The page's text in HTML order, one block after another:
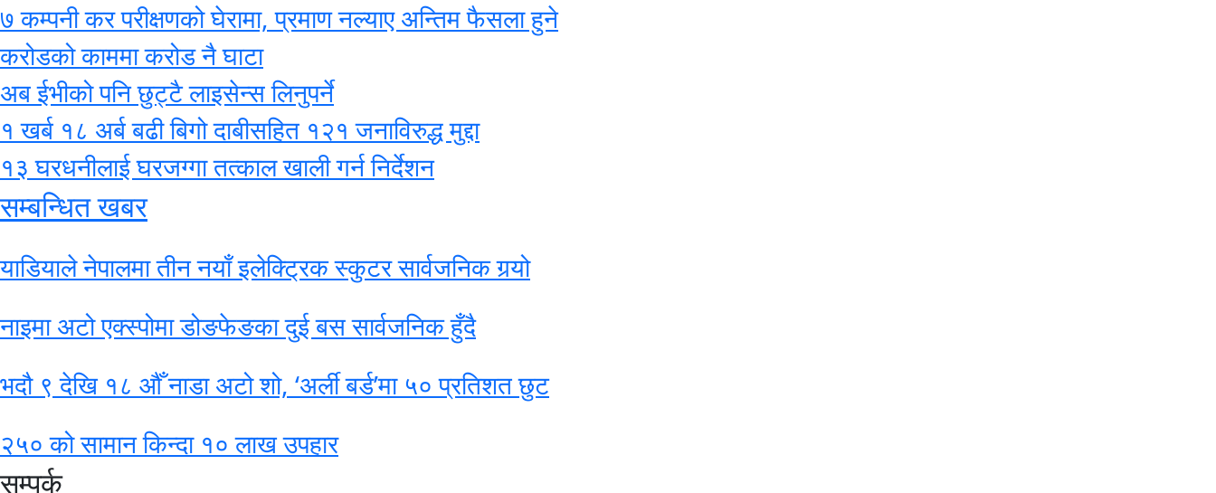
७ कम्पनी कर परीक्षणको घेरामा, प्रमाण नल्याए अन्तिम फैसला हुने
करोडको काममा करोड नै घाटा
अब ईभीको पनि छुट्टै लाइसेन्स लिनुपर्ने
१ खर्ब १८ अर्ब बढी बिगो दाबीसहित १२१ जनाविरुद्ध मुद्दा
१३ घरधनीलाई घरजग्गा तत्काल खाली गर्न निर्देशन
सम्बन्धित खबर
याडियाले नेपालमा तीन नयाँ इलेक्ट्रिक स्कुटर सार्वजनिक गर्‍यो
नाइमा अटो एक्स्पोमा डोङफेङका दुई बस सार्वजनिक हुँदै
भदौ ९ देखि १८ औँ नाडा अटो शो, ‘अर्ली बर्ड’मा ५० प्रतिशत छुट
२५० को सामान किन्दा १० लाख उपहार
सम्पर्क